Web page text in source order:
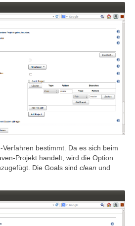
bestimmt. Da es sich beim
Projekt handelt, wird die Option
Die Goals sind clean und